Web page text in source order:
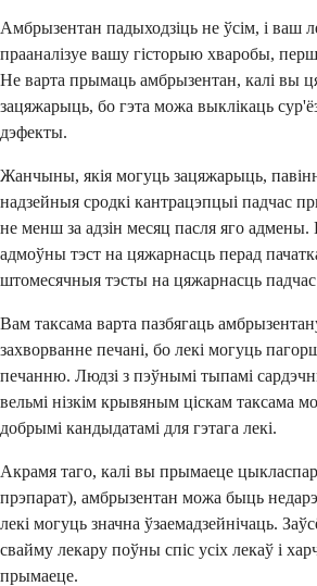
Амбрызентан падыходзіць не ўсім, і ваш
прааналізуе вашу гісторыю хваробы,
Не варта прымаць амбрызентан, калі вы
зацяжарыць, бо гэта можа выклікаць
дэфекты.
Жанчыны, якія могуць зацяжарыць,
надзейныя сродкі кантрацэпцыі падчас
не менш за адзін месяц пасля яго адмены.
адмоўны тэст на цяжарнасць перад
штомесячныя тэсты на цяжарнасць
Вам таксама варта пазбягаць
захворванне печані, бо лекі могуць
печанню. Людзі з пэўнымі тыпамі
вельмі нізкім крывяным ціскам таксама
добрымі кандыдатамі для гэтага лекі.
Акрамя таго, калі вы прымаеце
прэпарат), амбрызентан можа быць
лекі могуць значна ўзаемадзейнічаць.
свайму лекару поўны спіс усіх лекаў і
прымаеце.